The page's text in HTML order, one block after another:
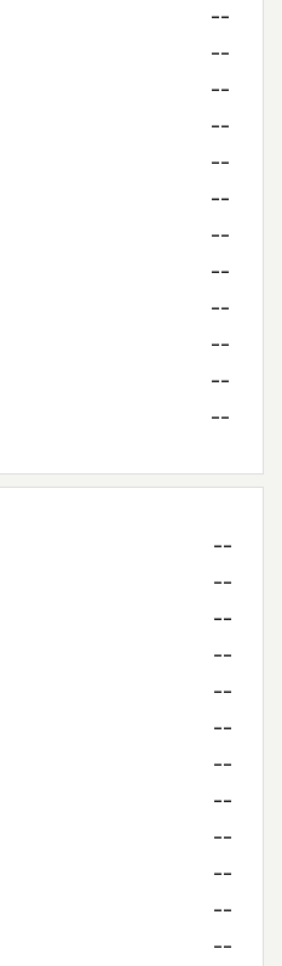
--
--
--
--
--
--
--
--
--
--
--
--
--
--
--
--
--
--
--
--
--
--
--
--